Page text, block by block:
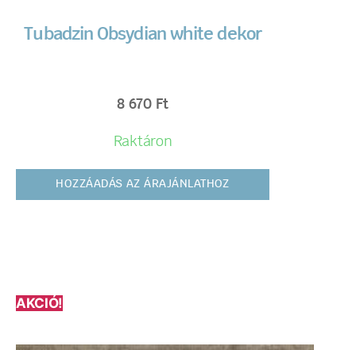
Tubadzin Obsydian white dekor
8 670 Ft
Raktáron
HOZZÁADÁS AZ ÁRAJÁNLATHOZ
AKCIÓ!